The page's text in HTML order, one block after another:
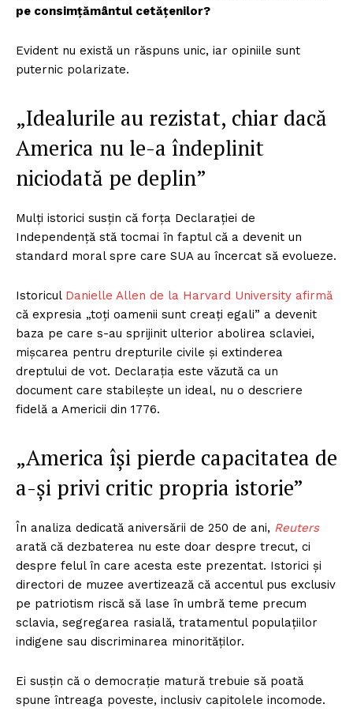
pe consimțământul cetățenilor?
Evident nu există un răspuns unic, iar opiniile sunt
puternic polarizate.
„Idealurile au rezistat, chiar dacă
America nu le-a îndeplinit
niciodată pe deplin”
Mulți istorici susțin că forța Declarației de
Independență stă tocmai în faptul că a devenit un
standard moral spre care SUA au încercat să evolueze.
Istoricul Danielle Allen de la Harvard University afirmă
că expresia „toți oamenii sunt creați egali” a devenit
baza pe care s-au sprijinit ulterior abolirea sclaviei,
mișcarea pentru drepturile civile și extinderea
dreptului de vot. Declarația este văzută ca un
document care stabilește un ideal, nu o descriere
fidelă a Americii din 1776.
„America își pierde capacitatea de
a-și privi critic propria istorie”
În analiza dedicată aniversării de 250 de ani, Reuters
arată că dezbaterea nu este doar despre trecut, ci
despre felul în care acesta este prezentat. Istorici și
directori de muzee avertizează că accentul pus exclusiv
pe patriotism riscă să lase în umbră teme precum
sclavia, segregarea rasială, tratamentul populațiilor
indigene sau discriminarea minorităților.
Ei susțin că o democrație matură trebuie să poată
spune întreaga poveste, inclusiv capitolele incomode.